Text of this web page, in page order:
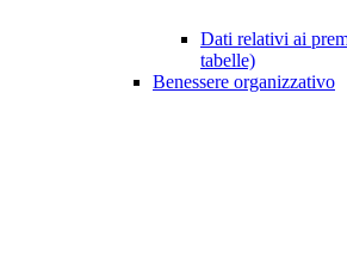
Dati relativi ai
tabelle)
Benessere organizzativo